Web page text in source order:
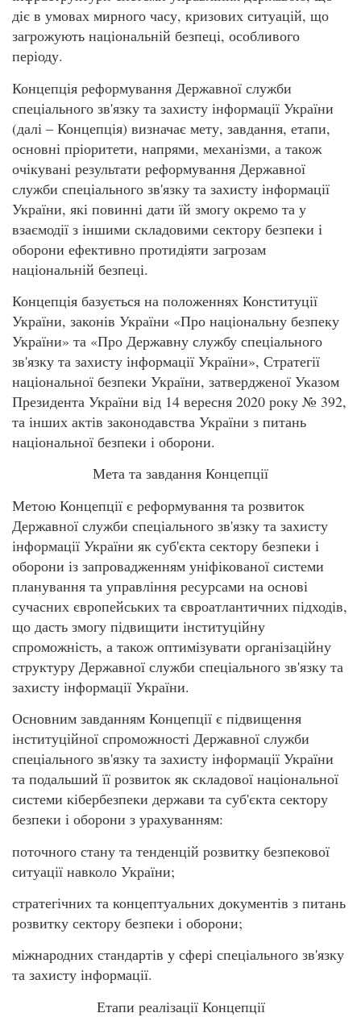
діє в умовах мирного часу, кризових ситуацій, що
загрожують національній безпеці, особливого
періоду.
Концепція реформування Державної служби
спеціального зв'язку та захисту інформації України
(далі – Концепція) визначає мету, завдання, етапи,
основні пріоритети, напрями, механізми, а також
очікувані результати реформування Державної
служби спеціального зв'язку та захисту інформації
України, які повинні дати їй змогу окремо та у
взаємодії з іншими складовими сектору безпеки і
оборони ефективно протидіяти загрозам
національній безпеці.
Концепція базується на положеннях Конституції
України, законів України «Про національну безпеку
України» та «Про Державну службу спеціального
зв'язку та захисту інформації України», Стратегії
національної безпеки України, затвердженої Указом
Президента України від 14 вересня 2020 року № 392,
та інших актів законодавства України з питань
національної безпеки і оборони.
Мета та завдання Концепції
Метою Концепції є реформування та розвиток
Державної служби спеціального зв'язку та захисту
інформації України як суб'єкта сектору безпеки і
оборони із запровадженням уніфікованої системи
планування та управління ресурсами на основі
сучасних європейських та євроатлантичних підходів,
що дасть змогу підвищити інституційну
спроможність, а також оптимізувати організаційну
структуру Державної служби спеціального зв'язку та
захисту інформації України.
Основним завданням Концепції є підвищення
інституційної спроможності Державної служби
спеціального зв'язку та захисту інформації України
та подальший її розвиток як складової національної
системи кібербезпеки держави та суб'єкта сектору
безпеки і оборони з урахуванням:
поточного стану та тенденцій розвитку безпекової
ситуації навколо України;
стратегічних та концептуальних документів з питань
розвитку сектору безпеки і оборони;
міжнародних стандартів у сфері спеціального зв'язку
та захисту інформації.
Етапи реалізації Концепції